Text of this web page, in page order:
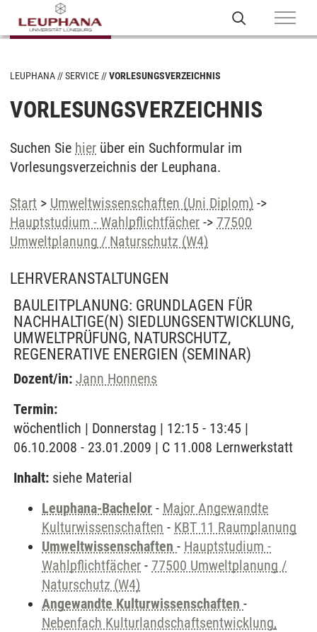
LEUPHANA SERVICE VORLESUNGSVERZEICHNIS
VORLESUNGSVERZEICHNIS
Suchen Sie hier über ein Suchformular im
Vorlesungsverzeichnis der Leuphana.
Start > Umweltwissenschaften (Uni Diplom) ->
Hauptstudium - Wahlpflichtfächer -> 77500
Umweltplanung / Naturschutz (W4)
LEHRVERANSTALTUNGEN
BAULEITPLANUNG: GRUNDLAGEN FÜR
NACHHALTIGE(N) SIEDLUNGSENTWICKLUNG,
UMWELTPRÜFUNG, NATURSCHUTZ,
REGENERATIVE ENERGIEN (SEMINAR)
Dozent/in: Jann Honnens
Termin:
wöchentlich | Donnerstag | 12:15 - 13:45 |
06.10.2008 - 23.01.2009 | C 11.008 Lernwerkstatt
Inhalt: siehe Material
Leuphana-Bachelor - Major Angewandte
Kulturwissenschaften - KBT 11 Raumplanung
Umweltwissenschaften - Hauptstudium -
Wahlpflichtfächer - 77500 Umweltplanung /
Naturschutz (W4)
Angewandte Kulturwissenschaften -
Nebenfach Kulturlandschaftsentwicklung,